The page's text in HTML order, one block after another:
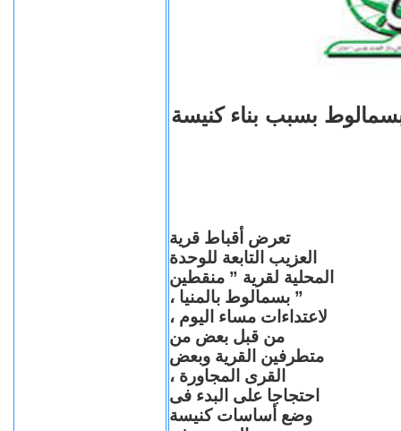
بسبب بناء كنيسة
تعرض أقباط قرية
العزيب التابعة للوحدة
المحلية لقرية ” منقطين
” بسمالوط بالمنيا ،
لاعتداءات مساء اليوم ،
من قبل بعض من
متطرفين القرية وبعض
القرى المجاورة ،
احتجاجا على البدء فى
وضع أساسات كنيسة